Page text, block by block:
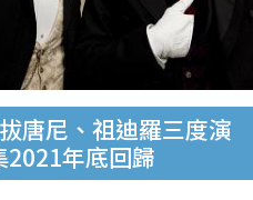
唐尼、祖迪羅三度演
年底回歸